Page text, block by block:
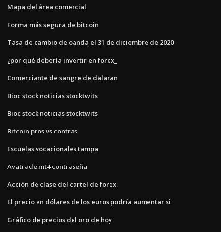
Mapa del área comercial
Forma más segura de bitcoin
Tasa de cambio de oanda el 31 de diciembre de 2020
¿por qué debería invertir en forex_
Comerciante de sangre de dalaran
Bioc stock noticias stocktwits
Bioc stock noticias stocktwits
Bitcoin pros vs contras
Escuelas vocacionales tampa
Avatrade mt4 contraseña
Acción de clase del cartel de forex
El precio en dólares de los euros podría aumentar si
Gráfico de precios del oro de hoy